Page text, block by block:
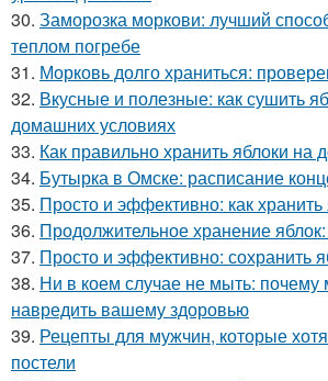
30. Заморозка моркови: лучший
теплом погребе
31. Морковь долго храниться:
32. Вкусные и полезные: как сушить
домашних условиях
33. Как правильно хранить яблоки на
34. Бутырка в Омске: расписание
35. Просто и эффективно: как
36. Продолжительное хранение
37. Просто и эффективно: сохранить
38. Ни в коем случае не мыть:
навредить вашему здоровью
39. Рецепты для мужчин, которые
постели